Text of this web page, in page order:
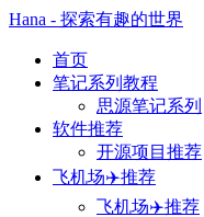
Hana - 探索有趣的世界
首页
笔记系列教程
思源笔记系列
软件推荐
开源项目推荐
飞机场✈️推荐
飞机场✈️推荐